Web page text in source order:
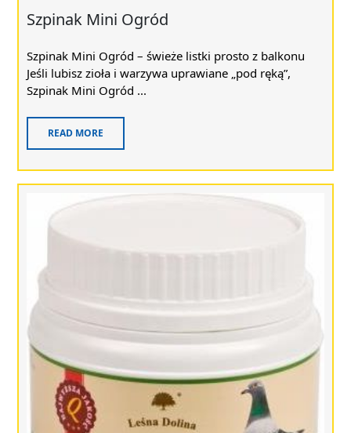
Szpinak Mini Ogród
Szpinak Mini Ogród – świeże listki prosto z balkonu
Jeśli lubisz zioła i warzywa uprawiane „pod ręką”,
Szpinak Mini Ogród ...
READ MORE